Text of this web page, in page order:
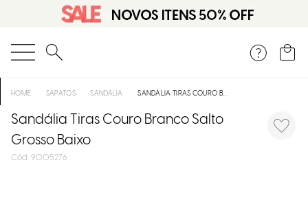
O que você está procurando?
SAPATOS SANDÁLIA SANDÁLIA TIRAS COURO BRANCO SALTO GROSSO BAIXO
Sandália Tiras Couro Branco Salto
Grosso Baixo
: 9005276